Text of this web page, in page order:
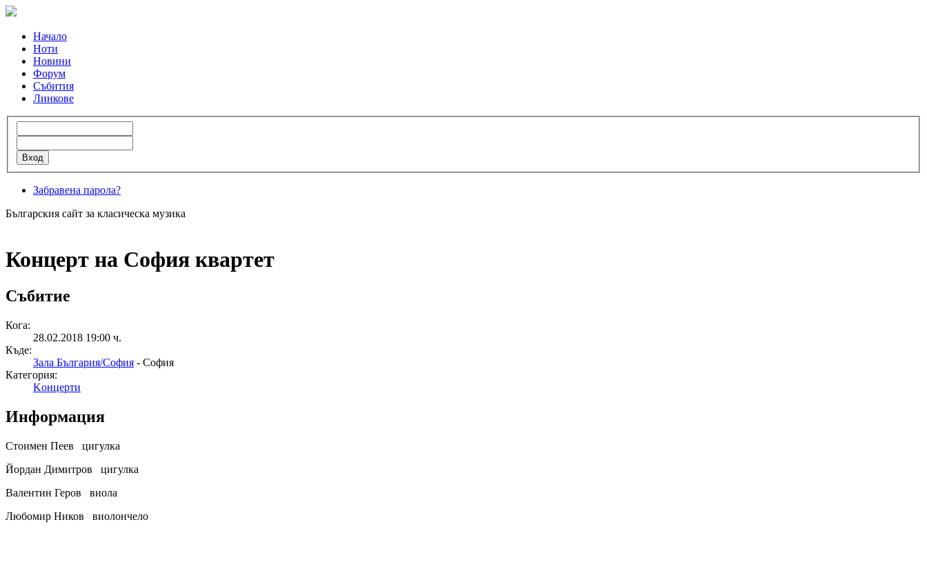
Начало
Ноти
Новини
Форум
Събития
Линкове
Забравена парола?
Българския сайт за класическа музика
Концерт на София квартет
Събитие
Кога:
28.02.2018 19:00 ч.
Къде:
Зала България/София - София
Категория:
Kонцерти
Информация
Стоимен Пеев цигулка
Йордан Димитров цигулка
Валентин Геров виола
Любомир Ников виолончело